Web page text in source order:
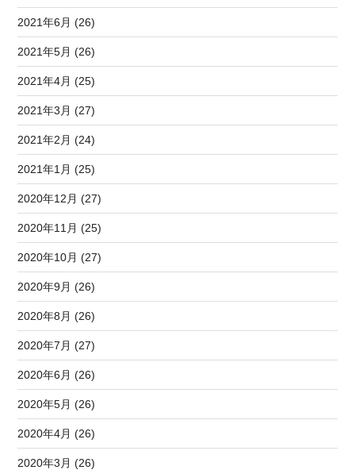
2021年6月 (26)
2021年5月 (26)
2021年4月 (25)
2021年3月 (27)
2021年2月 (24)
2021年1月 (25)
2020年12月 (27)
2020年11月 (25)
2020年10月 (27)
2020年9月 (26)
2020年8月 (26)
2020年7月 (27)
2020年6月 (26)
2020年5月 (26)
2020年4月 (26)
2020年3月 (26)